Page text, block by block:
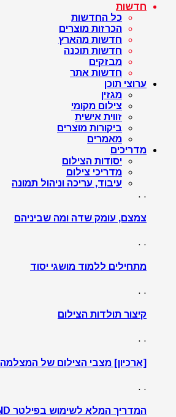
חדשות
כל החדשות
הכרזות מוצרים
חדשות מהארץ
חדשות תוכנה
מבזקים
חדשות אתר
ערוצי תוכן
מגזין
צילום מקומי
זווית אישית
ביקורות מוצרים
מאמרים
מדריכים
יסודות הצילום
מדריכי צילום
עיבוד, עריכה וניהול תמונה
. .
צמצם, עומק שדה ומה שביניהם
. .
מתחילים ללמוד מושגי יסוד
. .
קיצור תולדות הצילום
. .
[ארכיון] מצבי הצילום של המצלמה
. .
המדריך המלא לשימוש בפילטר ND